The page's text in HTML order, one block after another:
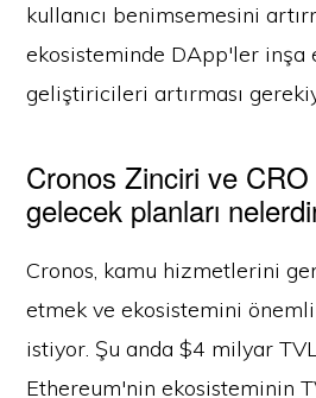
kullanıcı benimsemesini
ekosisteminde DApp'ler inşa
geliştiricileri artırması
Cronos Zinciri ve
gelecek planları
Cronos, kamu hizmetlerini
etmek ve ekosistemini
istiyor. Şu anda $4 milyar
Ethereum'nin ekosisteminin